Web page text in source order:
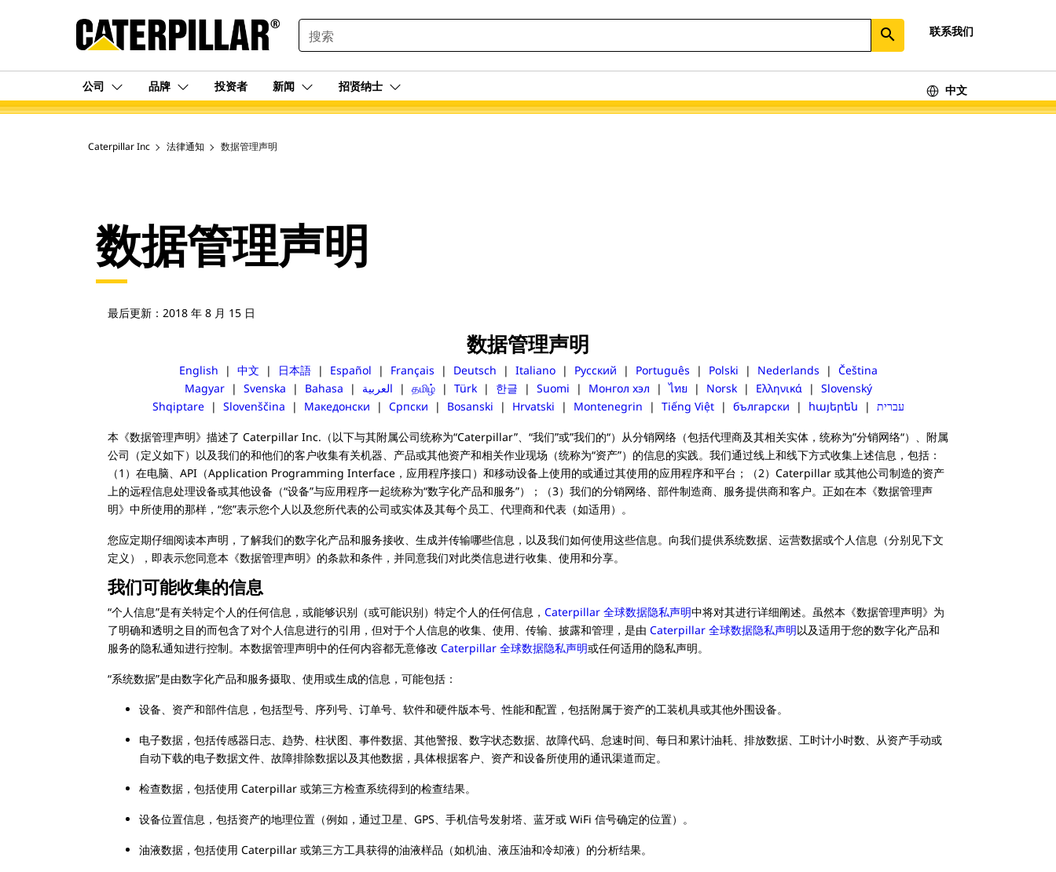
SEARCH search 联系我们
公司 品牌 投资者 新闻 招贤纳士 中文
Caterpillar Inc 法律通知 数据管理声明
数据管理声明
最后更新：2018 年 8 月 15 日
数据管理声明
English | 中文 | 日本語| Español | Français | Deutsch | Italiano| Русский | Português | Polski | Nederlands | Čeština
Magyar| Svenska | Bahasa | العربية | தமிழ்| Türk| 한글 | Suomi | Монгол хэл |ไทย | Norsk| Ελληνικά| Slovenský
Shqiptare| Slovenščina | Македонски | Српски | Bosanski | Hrvatski | Montenegrin | Tiếng Việt| български | հայերեն | עברית
本《数据管理声明》描述了 Caterpillar Inc.（以下与其附属公司统称为“Caterpillar”、“我们”或”我们的“）从分销网络（包括代理商及其相关实体，统称为”分销网络“）、附属
公司（定义如下）以及我们的和他们的客户收集有关机器、产品或其他资产和相关作业现场（统称为“资产”）的信息的实践。我们通过线上和线下方式收集上述信息，包括：
（1）在电脑、API（Application Programming Interface，应用程序接口）和移动设备上使用的或通过其使用的应用程序和平台；（2）Caterpillar 或其他公司制造的资产
上的远程信息处理设备或其他设备（“设备”与应用程序一起统称为“数字化产品和服务”）；（3）我们的分销网络、部件制造商、服务提供商和客户。正如在本《数据管理声
明》中所使用的那样，“您”表示您个人以及您所代表的公司或实体及其每个员工、代理商和代表（如适用）。
您应定期仔细阅读本声明，了解我们的数字化产品和服务接收、生成并传输哪些信息，以及我们如何使用这些信息。向我们提供系统数据、运营数据或个人信息（分别见下文
定义），即表示您同意本《数据管理声明》的条款和条件，并同意我们对此类信息进行收集、使用和分享。
我们可能收集的信息
“个人信息”是有关特定个人的任何信息，或能够识别（或可能识别）特定个人的任何信息， Caterpillar 全球数据隐私声明中将对其进行详细阐述。虽然本《数据管理声明》为
了明确和透明之目的而包含了对个人信息进行的引用，但对于个人信息的收集、使用、传输、披露和管理，是由 Caterpillar 全球数据隐私声明以及适用于您的数字化产品和
服务的隐私通知进行控制。本数据管理声明中的任何内容都无意修改 Caterpillar 全球数据隐私声明或任何适用的隐私声明。
“系统数据”是由数字化产品和服务摄取、使用或生成的信息，可能包括：
设备、资产和部件信息，包括型号、序列号、订单号、软件和硬件版本号、性能和配置，包括附属于资产的工装机具或其他外围设备。
电子数据，包括传感器日志、趋势、柱状图、事件数据、其他警报、数字状态数据、故障代码、怠速时间、每日和累计油耗、排放数据、工时计小时数、从资产手动或
自动下载的电子数据文件、故障排除数据以及其他数据，具体根据客户、资产和设备所使用的通讯渠道而定。
检查数据，包括使用 Caterpillar 或第三方检查系统得到的检查结果。
设备位置信息，包括资产的地理位置（例如，通过卫星、GPS、手机信号发射塔、蓝牙或 WiFi 信号确定的位置）。
油液数据，包括使用 Caterpillar 或第三方工具获得的油液样品（如机油、液压油和冷却液）的分析结果。